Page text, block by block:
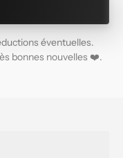
éventuelles.
bonnes nouvelles ❤️.